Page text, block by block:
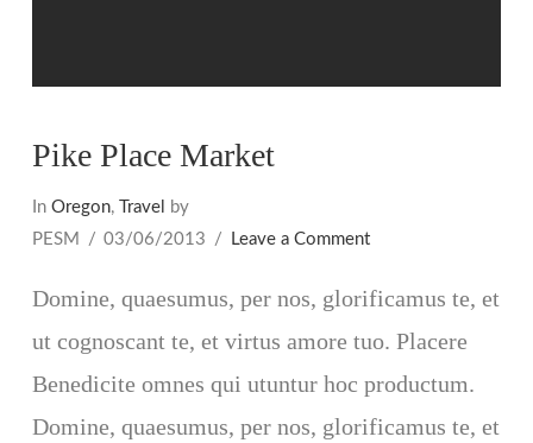
Pike Place Market
In Oregon, Travel
by
PESM
03/06/2013 Leave a Comment
Domine, quaesumus, per nos, glorificamus te, et
ut cognoscant te, et virtus amore tuo. Placere
Benedicite omnes qui utuntur hoc productum.
Domine, quaesumus, per nos, glorificamus te, et